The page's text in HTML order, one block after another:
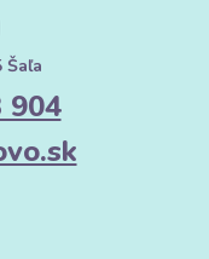
Šaľa
904